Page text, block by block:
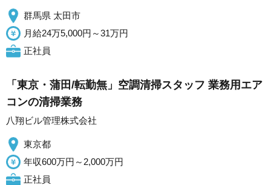
群馬県 太田市
月給24万5,000円～31万円
正社員
「東京・蒲田/転勤無」空調清掃スタッフ 業務用エア
コンの清掃業務
八翔ビル管理株式会社
東京都
年収600万円～2,000万円
正社員